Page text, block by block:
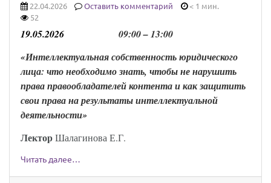
22.04.2026 Оставить комментарий
< 1 мин.
52
19.05.2026 09:00 –13:00
«Интеллектуальная собственность юридического
лица: что необходимо знать, чтобы не нарушить
права правообладателей контента и как защитить
свои права на результаты интеллектуальной
деятельности»
ЛекторШалагинова Е.Г.
Читать далее…